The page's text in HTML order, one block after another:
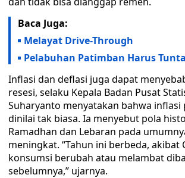
Baca Juga:
Melayat Drive-Through
Pelabuhan Patimban Harus
Inflasi dan deflasi juga dapat
resesi, selaku Kepala Badan Pusat
Suharyanto menyatakan bahwa inflasi
dinilai tak biasa. Ia menyebut pola
Ramadhan dan Lebaran pada
meningkat. “Tahun ini berbeda, akibat
konsumsi berubah atau melambat
sebelumnya,” ujarnya.